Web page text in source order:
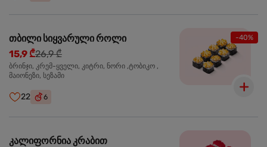
-40%
თბილი სიყვარული როლი
15,9 ₾26,9 ₾
ბრინჯი, კრემ-ყველი, კიტრი, ნორი ,ტობიკო ,
მაიონეზი, სეზამი
22 6
კალიფორნია კრაბით